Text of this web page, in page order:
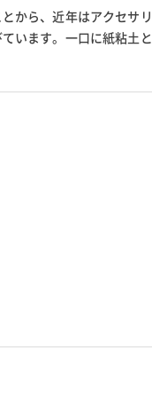
から、近年はアクセサ
います。一口に紙粘土